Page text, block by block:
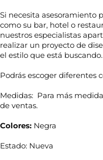
Si necesita asesoramiento
como su bar, hotel o
nuestros especialistas
realizar un proyecto de
el estilo que está buscando.
Podrás escoger diferentes
Medidas: Para más
de ventas.
Colores: Negra
Estado: Nueva